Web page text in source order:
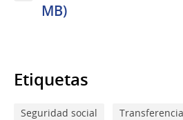
MB)
Etiquetas
Seguridad social